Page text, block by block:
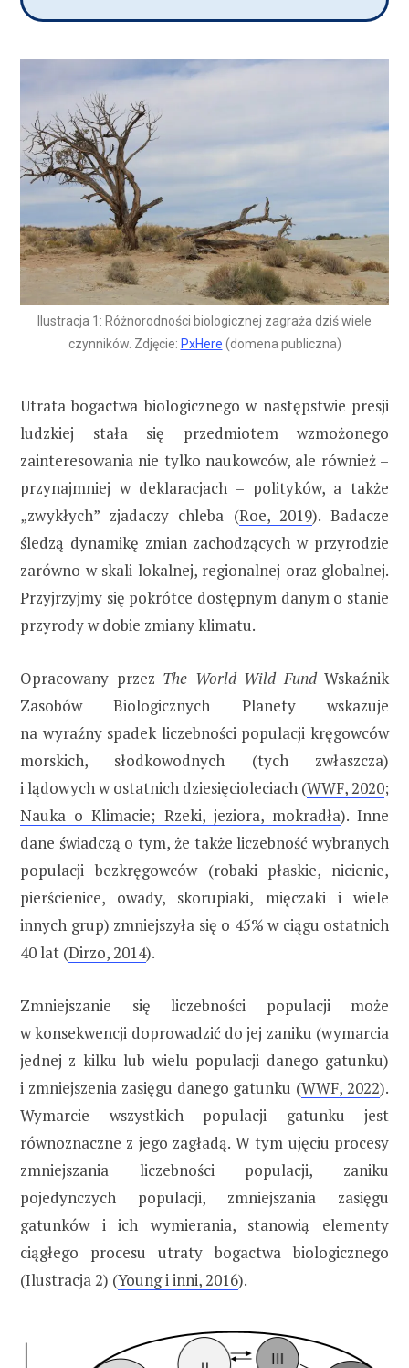
Ilustracja 1: Różnorodności biologicznej zagraża dziś wiele
czynników. Zdjęcie: PxHere (domena publiczna)
Utrata bogactwa biologicznego w następstwie presji
ludzkiej stała się przedmiotem wzmożonego
zainteresowania nie tylko naukowców, ale również –
przynajmniej w deklaracjach – polityków, a także
„zwykłych” zjadaczy chleba (Roe, 2019). Badacze
śledzą dynamikę zmian zachodzących w przyrodzie
zarówno w skali lokalnej, regionalnej oraz globalnej.
Przyjrzyjmy się pokrótce dostępnym danym o stanie
przyrody w dobie zmiany klimatu.
Opracowany przez The World Wild FundWskaźnik
Zasobów Biologicznych Planety wskazuje
na wyraźny spadek liczebności populacji kręgowców
morskich, słodkowodnych (tych zwłaszcza)
i lądowych w ostatnich dziesięcioleciach (WWF, 2020;
Nauka o Klimacie; Rzeki, jeziora, mokradła). Inne
dane świadczą o tym, że także liczebność wybranych
populacji bezkręgowców (robaki płaskie, nicienie,
pierścienice, owady, skorupiaki, mięczaki i wiele
innych grup) zmniejszyła się o 45% w ciągu ostatnich
40 lat (Dirzo, 2014).
Zmniejszanie się liczebności populacji może
w konsekwencji doprowadzić do jej zaniku (wymarcia
jednej z kilku lub wielu populacji danego gatunku)
i zmniejszenia zasięgu danego gatunku (WWF, 2022).
Wymarcie wszystkich populacji gatunku jest
równoznaczne z jego zagładą. W tym ujęciu procesy
zmniejszania liczebności populacji, zaniku
pojedynczych populacji, zmniejszania zasięgu
gatunków i ich wymierania, stanowią elementy
ciągłego procesu utraty bogactwa biologicznego
(Ilustracja 2) (Young i inni, 2016).